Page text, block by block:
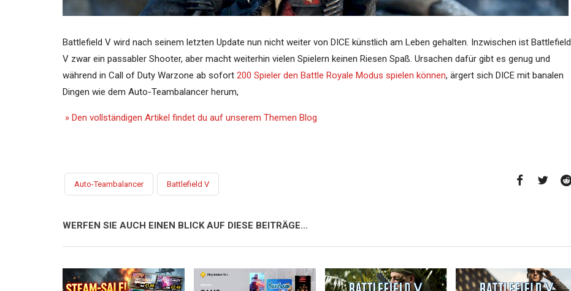
Battlefield V wird nach seinem letzten Update nun nicht weiter von DICE künstlich am Leben gehalten. Inzwischen ist Battlefield
V zwar ein passabler Shooter, aber macht weiterhin vielen Spielern keinen Riesen Spaß. Ursachen dafür gibt es genug und
während in Call of Duty Warzone ab sofort 200 Spieler den Battle Royale Modus spielen können, ärgert sich DICE mit banalen
Dingen wie dem Auto-Teambalancer herum,
» Den vollständigen Artikel findet du auf unserem Themen Blog
Auto-Teambalancer Battlefield V
WERFEN SIE AUCH EINEN BLICK AUF DIESE BEITRÄGE...